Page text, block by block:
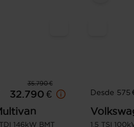
35.790 €
32.790 €
146kW BMT
Desde 575
1.5 TSI